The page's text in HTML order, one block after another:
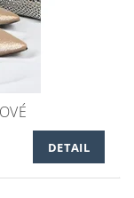
DETAIL